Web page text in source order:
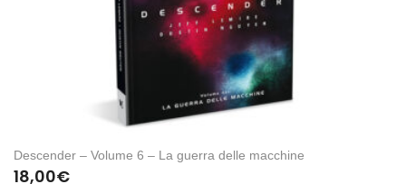
Descender – Volume 6 – La guerra delle macchine
18,00€